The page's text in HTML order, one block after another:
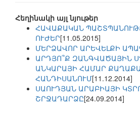
Հեղինակի այլ նյութեր
ՀԱՎԱՔԱԿԱՆ
ՈՒԺԵՐ[11.05.2015]
ՄԵՐՁԱՎՈՐ ԱՐԵՎԵԼՔԻ
ԱՐԴՅՈ՞Ք ԶԱՆԳՎԱԾԱՅԻՆ
ԱՆԿԱՐԱՅԻ ՀԱՄԱՐ
ՀԱՆԴԻՍԱՆՈՒՄ[11.12.2014]
ՍԱՈՒԴՅԱՆ ԱՐԱԲԻԱՅԻ
ՇՐՋԱԴԱՐՁԸ[24.09.2014]